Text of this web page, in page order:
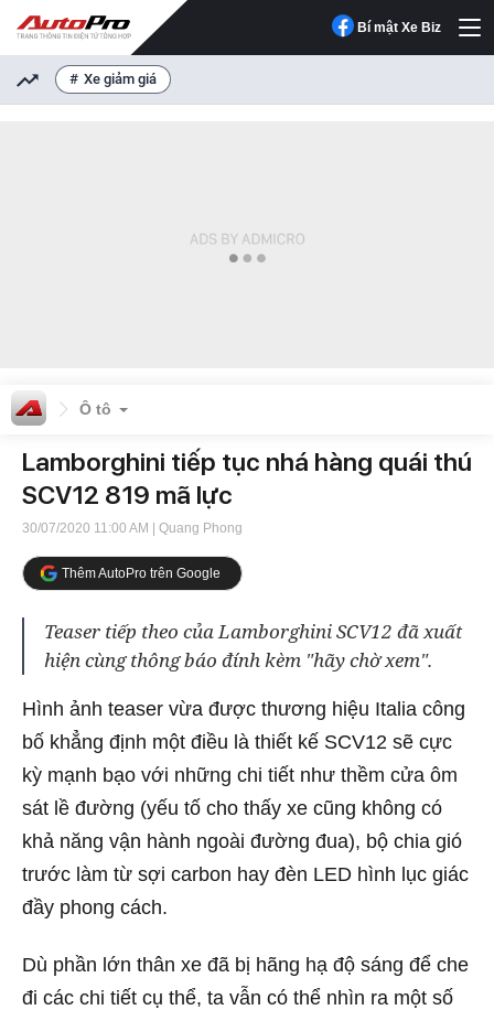
Bí mật Xe Biz
Xe giảm giá
Ô tô
Lamborghini tiếp tục nhá hàng quái thú
SCV12 819 mã lực
30/07/2020 11:00 AM | Quang Phong
Thêm AutoPro trên Google
Teaser tiếp theo của Lamborghini SCV12 đã xuất
hiện cùng thông báo đính kèm "hãy chờ xem".
Hình ảnh teaser vừa được thương hiệu Italia công
bố khẳng định một điều là thiết kế SCV12 sẽ cực
kỳ mạnh bạo với những chi tiết như thềm cửa ôm
sát lề đường (yếu tố cho thấy xe cũng không có
khả năng vận hành ngoài đường đua), bộ chia gió
trước làm từ sợi carbon hay đèn LED hình lục giác
đầy phong cách.
Dù phần lớn thân xe đã bị hãng hạ độ sáng để che
đi các chi tiết cụ thể, ta vẫn có thể nhìn ra một số